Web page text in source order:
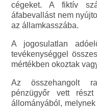
cégeket. A fiktív
áfabevallást nem
az államkasszába.
A jogosulatlan
tevékenységgel
mértékben okoztak
Az összehangolt
pénzügyőr vett
állományából,